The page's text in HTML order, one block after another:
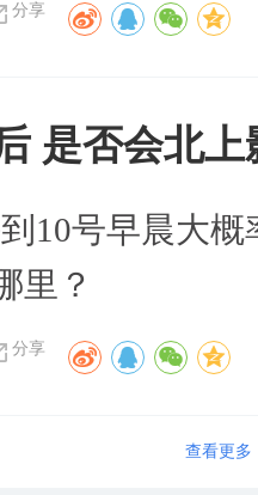
分享
是否会北
10号早晨大
里？
分享
查看更多